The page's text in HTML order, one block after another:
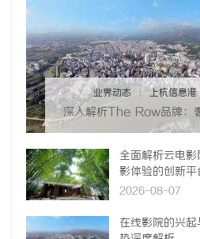
业界动态 上杭信息港
深入解析The Row品牌：
尚的典范与设计哲学
全面解析云电
影体验的创新平
2026-08-07
在线影院的兴